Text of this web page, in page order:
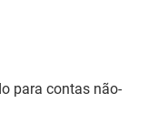
para contas não-